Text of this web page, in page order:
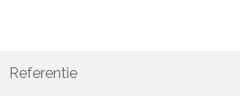
Referentie